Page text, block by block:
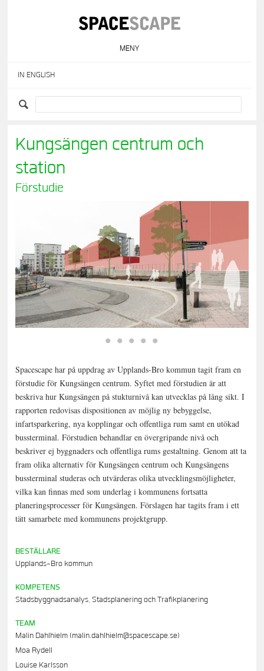
MENY
IN ENGLISH
Kungsängen centrum och
station
Förstudie
Spacescape har på uppdrag av Upplands-Bro kommun tagit fram en
förstudie för Kungsängen centrum. Syftet med förstudien är att
beskriva hur Kungsängen på stukturnivå kan utvecklas på lång sikt. I
rapporten redovisas dispositionen av möjlig ny bebyggelse,
infartsparkering, nya kopplingar och offentliga rum samt en utökad
bussterminal. Förstudien behandlar en övergripande nivå och
beskriver ej byggnaders och offentliga rums gestaltning. Genom att ta
fram olika alternativ för Kungsängen centrum och Kungsängens
bussterminal studeras och utvärderas olika utvecklingsmöjligheter,
vilka kan finnas med som underlag i kommunens fortsatta
planeringsprocesser för Kungsängen. Förslagen har tagits fram i ett
tätt samarbete med kommunens projektgrupp.
BESTÄLLARE
Upplands-Bro kommun
KOMPETENS
Stadsbyggnadsanalys, Stadsplanering och Trafikplanering
TEAM
Malin Dahlhielm (malin.dahlhielm@spacescape.se)
Moa Rydell
Louise Karlsson